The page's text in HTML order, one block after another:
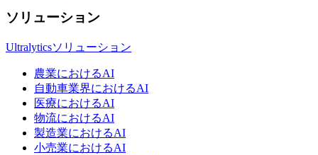
ソリューション
Ultralyticsソリューション
農業におけるAI
自動車業界におけるAI
医療におけるAI
物流におけるAI
製造業におけるAI
小売業におけるAI